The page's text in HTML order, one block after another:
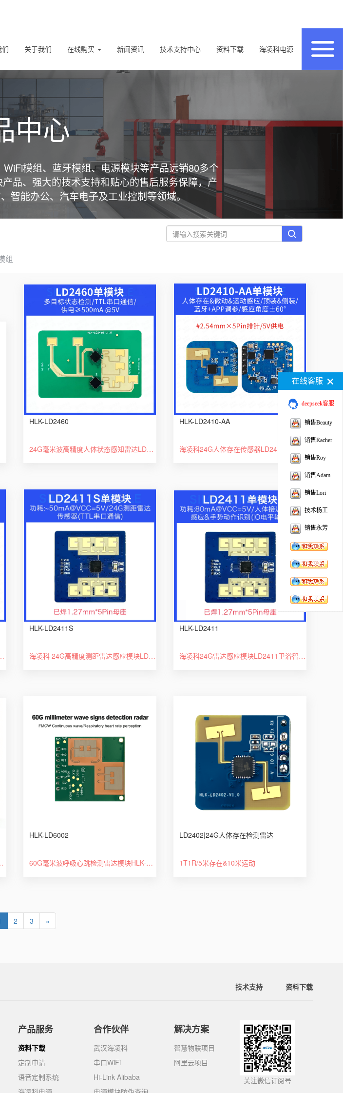
关于我们 在线购买 新闻资讯 技术支持中心 资料下载 海凌科电源
中心
模组、蓝牙模组、电源模块等产品远销80多个
品、强大的技术支持和贴心的售后服务保障，产
智能办公、汽车电子及工业控制等领域。
组
HLK-LD2460
24G毫米波高精度人体状态感知雷达LD2460多目标轨迹定位跟踪模块
HLK-LD2410-AA
海凌科24G人体存在传感器LD2410-AA雷达模块智能感应开关带蓝牙
车辆测距测速毫米波传感器
HLK-LD2411S
海凌科 24G高精度测距雷达感应模块LD2411S 移动距离感应TTL串口
HLK-LD2411
海凌科24G雷达感应模块LD2411卫浴智能马桶手势识别感应自动开关
两发两收串口通信
HLK-LD6002
60G毫米波呼吸心跳检测雷达模块HLK-LD6002 2T2R架构非接触式智能监测
LD2402|24G人体存在检测雷达
1T1R/5米存在&10米运动
2 3 »
技术支持 资料下载
产品服务
资料下载
定制申请
语音定制系统
合作伙伴
武汉海凌科
串口WiFi
Hi-Link Alibaba
解决方案
智慧物联项目
阿里云项目
关注微信订阅号
在线客服
deepseek客服
销售Beauty
销售Racher
销售Roy
销售Adam
销售Lori
技术杨工
销售永芳